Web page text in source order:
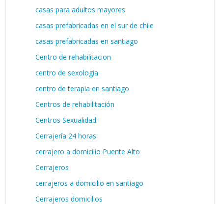
casas para adultos mayores
casas prefabricadas en el sur de chile
casas prefabricadas en santiago
Centro de rehabilitacion
centro de sexología
centro de terapia en santiago
Centros de rehabilitación
Centros Sexualidad
Cerrajería 24 horas
cerrajero a domicilio Puente Alto
Cerrajeros
cerrajeros a domicilio en santiago
Cerrajeros domicilios